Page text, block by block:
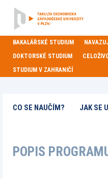
BAKALÁŘSKÉ STUDIUM
DOKTORSKÉ STUDIUM
STUDIUM V ZAHRANIČÍ
CO SE NAUČÍM? JAK SE
POPIS